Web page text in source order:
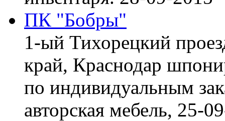
ПК "Бобры"
1-ый Тихорецкий
край, Краснодар
по индивидуальным
авторская мебель, 25-